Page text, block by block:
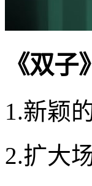
《双子
1.新颖
2.扩大